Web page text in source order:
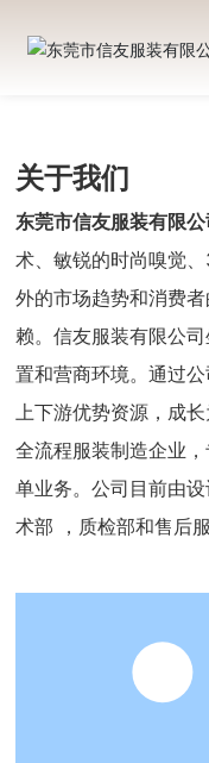
关于我们
东莞市信友服装有限公
术、敏锐的时尚嗅觉
外的市场趋势和消费
赖。信友服装有限公
置和营商环境。通过
上下游优势资源，成
全流程服装制造企业
单业务。公司目前由
术部 ，质检部和售后